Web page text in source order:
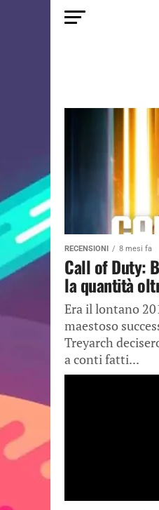
RECENSIONI 8 mesi fa
Call of Duty:
la quantità
Era il lontano
maestoso
Treyarch
a conti fatti...